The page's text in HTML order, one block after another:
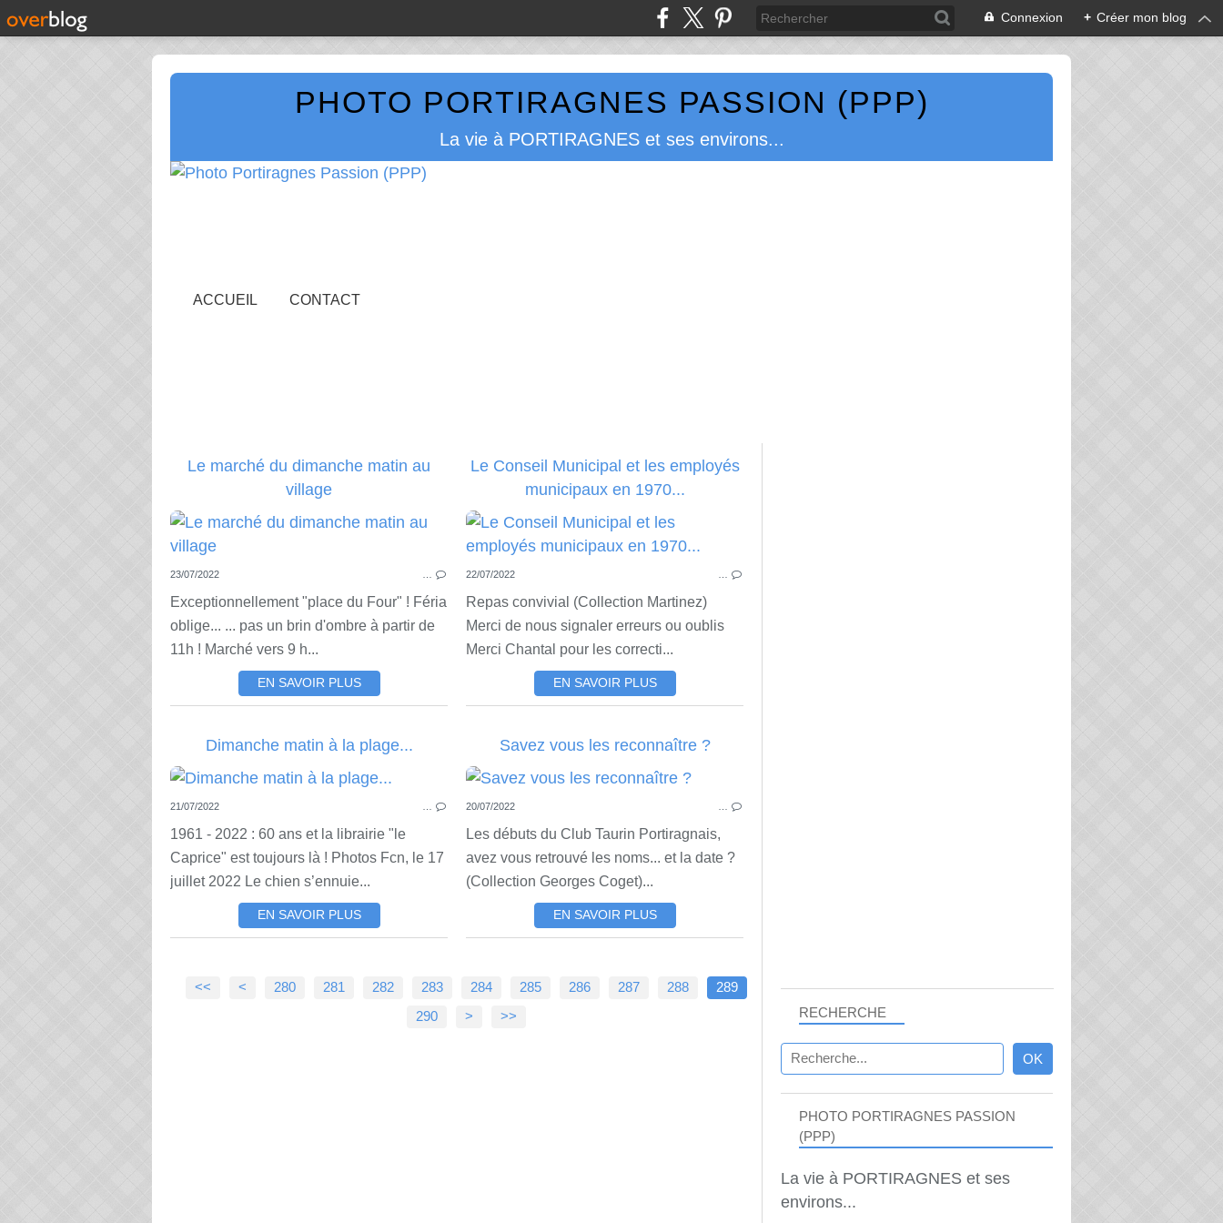
Connexion + Créer mon blog
PHOTO PORTIRAGNES PASSION (PPP)
La vie à PORTIRAGNES et ses environs...
ACCUEIL CONTACT
Le marché du dimanche matin au
village
ACTU
23/07/2022
Exceptionnellement "place du Four" ! Féria
oblige... ... pas un brin d'ombre à partir de
11h ! Marché vers 9 h...
EN SAVOIR PLUS
Le Conseil Municipal et les employés
municipaux en 1970...
22/07/2022
Repas convivial (Collection Martinez)
Merci de nous signaler erreurs ou oublis
Merci Chantal pour les correcti...
EN SAVOIR PLUS
Dimanche matin à la plage...
ACTU
21/07/2022
1961 - 2022 : 60 ans et la librairie "le
Caprice" est toujours là ! Photos Fcn, le 17
juillet 2022 Le chien s’ennuie...
EN SAVOIR PLUS
Savez vous les reconnaître ?
20/07/2022
Les débuts du Club Taurin Portiragnais,
avez vous retrouvé les noms... et la date ?
(Collection Georges Coget)...
EN SAVOIR PLUS
<< < 200
210
220
230
240
250
260
270
280 281 282 283 284 285 286 287 288
289
290
300
400
500
600
700
800
900
1000
1100
1200
1300
1400
1500
> >> RECHERCHE
PHOTO PORTIRAGNES PASSION
(PPP)
La vie à PORTIRAGNES et ses
environs...